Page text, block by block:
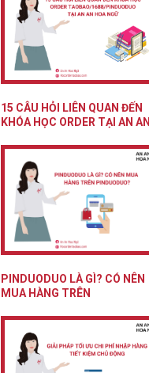
15 CÂU HỎI LIÊN QUAN ĐẾN
KHÓA HỌC ORDER TẠI AN AN
PINDUODUO LÀ GÌ? CÓ NÊN
MUA HÀNG TRÊN